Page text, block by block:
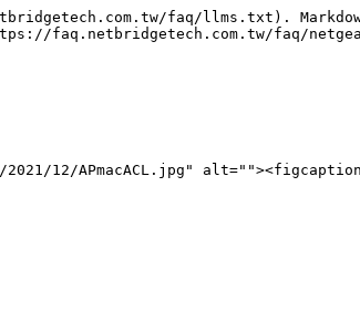
faq/llms.txt).
faq.netbridgetech.com.tw/faq/
12/APmacACL.jpg"